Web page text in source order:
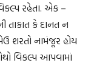
રહેતા. એક –
તાકાત કે દાનત ન
શરતો નામંજૂર હોય
વિકલ્પ આપવામાં